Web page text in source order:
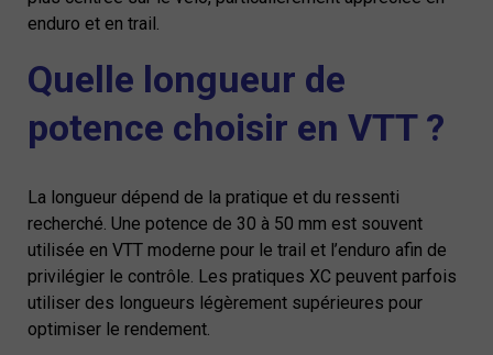
enduro et en trail.
Quelle longueur de
potence choisir en VTT ?
La longueur dépend de la pratique et du ressenti
recherché. Une potence de 30 à 50 mm est souvent
utilisée en VTT moderne pour le trail et l’enduro afin de
privilégier le contrôle. Les pratiques XC peuvent parfois
utiliser des longueurs légèrement supérieures pour
optimiser le rendement.